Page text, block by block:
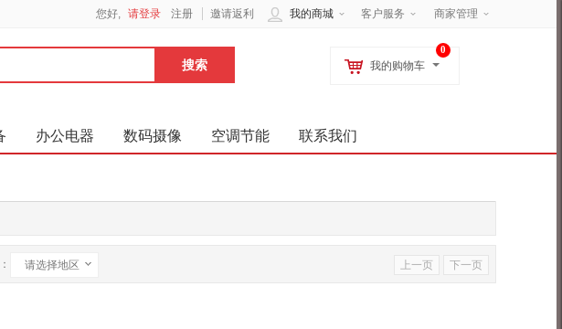
客户服务 商家管理
我的商城
您好, 请登录 注册 邀请返利
0
我的购物车
办公电器 数码摄像 空调节能 联系我们
上一页 下一页
请选择地区